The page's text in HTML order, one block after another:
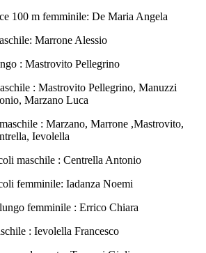
100 m femminile: De Maria Angela
Marrone Alessio
: Mastrovito Pellegrino
: Mastrovito Pellegrino, Manuzzi
Marzano Luca
: Marzano, Marrone ,Mastrovito,
Ievolella
maschile : Centrella Antonio
femminile: Iadanza Noemi
femminile : Errico Chiara
: Ievolella Francesco